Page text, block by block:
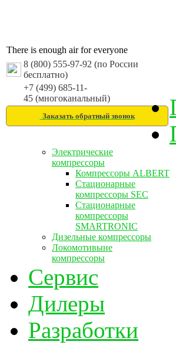
There is enough air for everyone
8 (800) 555-97-92 (по России
бесплатно)
+7 (499) 685-11-
45 (многоканальный)
Заказать обратный звонок
Электрические
компрессоры
Компрессоры ALBERT
Стационарные
компрессоры SEC
Стационарные
компрессоры
SMARTRONIC
Дизельные компрессоры
Локомотивыне
компрессоры
Сервис
Дилеры
Разработки